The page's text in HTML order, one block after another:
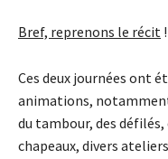
Bref, reprenons le récit !
Ces deux journées ont
animations,
du tambour, des
chapeaux, divers